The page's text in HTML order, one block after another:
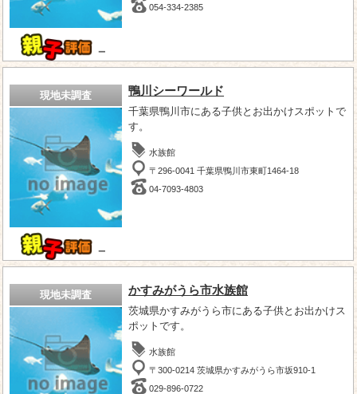
－
054-334-2385
現地未調査
－
鴨川シーワールド
千葉県鴨川市にある子供とお出かけスポットで
す。
水族館
〒296-0041 千葉県鴨川市東町1464-18
04-7093-4803
現地未調査 かすみがうら市水族館
茨城県かすみがうら市にある子供とお出かけス
ポットです。
水族館
〒300-0214 茨城県かすみがうら市坂910-1
029-896-0722